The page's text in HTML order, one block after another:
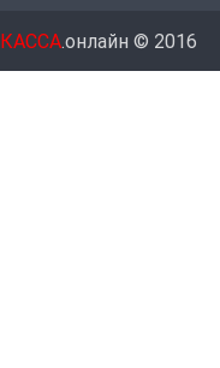
КАССА.онлайн © 2016